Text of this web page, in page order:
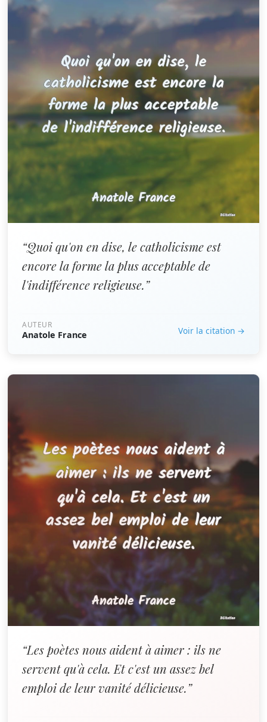
“Quoi qu'on en dise, le catholicisme est
encore la forme la plus acceptable de
l'indifférence religieuse.”
AUTEUR
Anatole France Voir la citation →
“Les poètes nous aident à aimer : ils ne
servent qu'à cela. Et c'est un assez bel
emploi de leur vanité délicieuse.”